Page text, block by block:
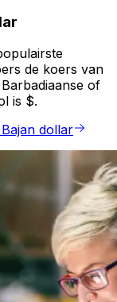
de koers van
of
is $.
dollar